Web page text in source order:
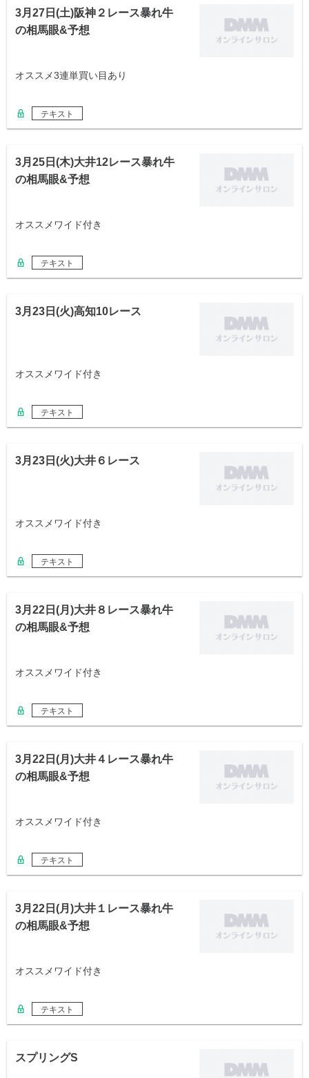
3月27日(土)阪神２レース暴れ牛
の相馬眼&予想
オススメ3連単買い目あり
テキスト
3月25日(木)大井12レース暴れ牛
の相馬眼&予想
オススメワイド付き
テキスト
3月23日(火)高知10レース
オススメワイド付き
テキスト
3月23日(火)大井６レース
オススメワイド付き
テキスト
3月22日(月)大井８レース暴れ牛
の相馬眼&予想
オススメワイド付き
テキスト
3月22日(月)大井４レース暴れ牛
の相馬眼&予想
オススメワイド付き
テキスト
3月22日(月)大井１レース暴れ牛
の相馬眼&予想
オススメワイド付き
テキスト
スプリングS